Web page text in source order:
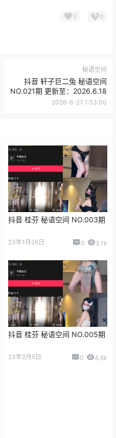
0 0
秘语空间
抖音 轩子巨二兔 秘语空间
NO.021期 更新至：2026.6.18
2026-6-27 1:53:00
抖音 桂芬 秘语空间 NO.003期
23年1月26日 0 3.1k
抖音 桂芬 秘语空间 NO.005期
23年2月5日 0 4.6k